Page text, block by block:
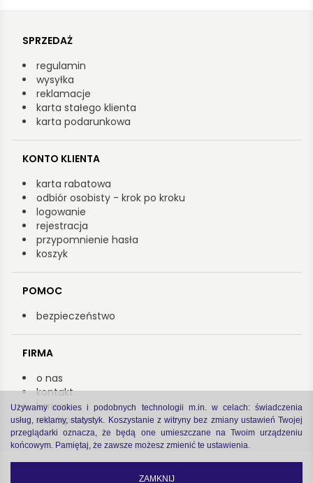
Używamy cookies i podobnych technologii m.in. w celach: świadczenia
usług, reklamy, statystyk. Koszystanie z witryny bez zmiany ustawień Twojej
przeglądarki oznacza, że będą one umieszczane na Twoim urządzeniu
końcowym. Pamiętaj, że zawsze możesz zmienić te ustawienia.
ZAMKNIJ
SPRZEDAŻ
regulamin
wysyłka
reklamacje
karta stałego klienta
karta podarunkowa
KONTO KLIENTA
karta rabatowa
odbiór osobisty - krok po kroku
logowanie
rejestracja
przypomnienie hasła
koszyk
POMOC
bezpieczeństwo
FIRMA
o nas
kontakt
kariera
współpraca
polityka prywatności